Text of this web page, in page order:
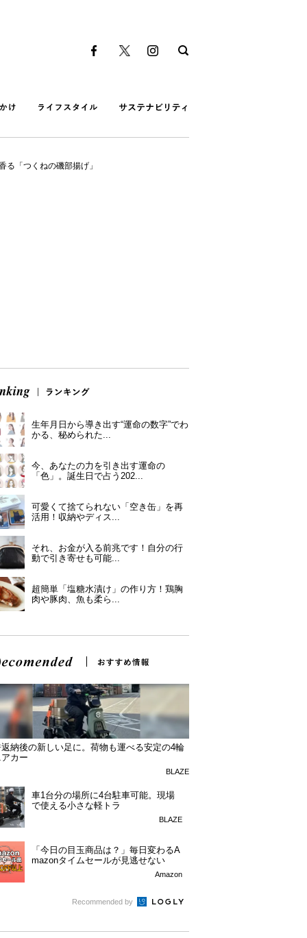
「つくねの磯部揚げ」
生年月日から導き出す“運命の数字”でわ
かる、秘められた...
今、あなたの力を引き出す運命の
「色」。誕生日で占う202...
可愛くて捨てられない「空き缶」を再
活用！収納やディス...
それ、お金が入る前兆です！自分の行
動で引き寄せも可能...
超簡単「塩糖水漬け」の作り方！鶏胸
肉や豚肉、魚も柔ら...
納後の新しい足に。荷物も運べる安定の4輪
カー
BLAZE
車1台分の場所に4台駐車可能。現場
で使える小さな軽トラ
BLAZE
「今日の目玉商品は？」毎日変わるA
mazonタイムセールが見逃せない
Amazon
Recommended by